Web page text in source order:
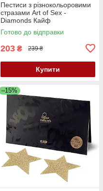
Пестиси з різнокольоровими
стразами Art of Sex -
Diamonds Кайф
Готово до відправки
203 ₴ 239 ₴
Купити
–15%